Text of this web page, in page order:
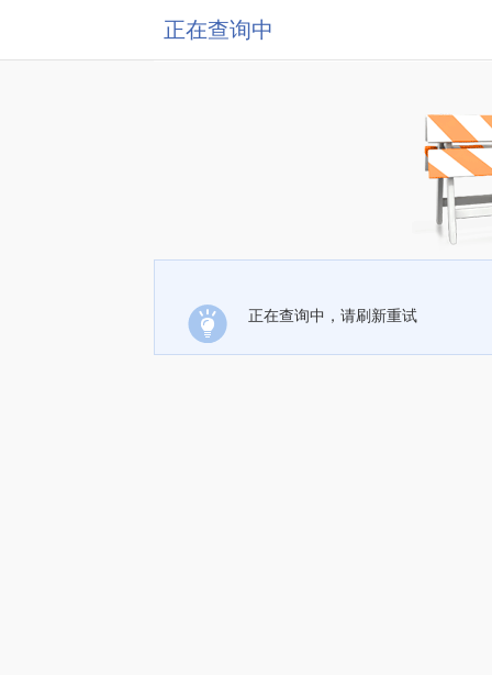
正在查询中
正在查询中，请刷新重试